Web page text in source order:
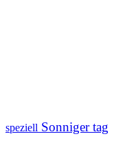
speziell Sonniger tag